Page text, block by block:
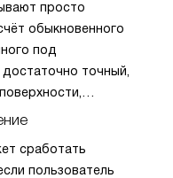
просто
обыкновенного
под
точный,
зоне. Поэтому
от 65 до 75%,
меньше.
сработать
пользователь